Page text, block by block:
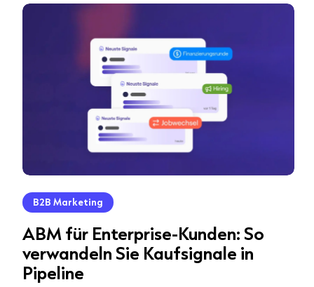
B2B Marketing
ABM für Enterprise-Kunden: So
verwandeln Sie Kaufsignale in
Pipeline